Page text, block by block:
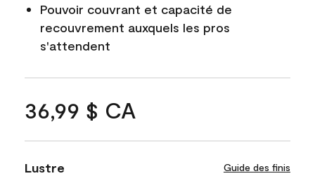
Pouvoir couvrant et capacité de
recouvrement auxquels les pros
s'attendent
36,99 $ CA
Lustre Guide des finis